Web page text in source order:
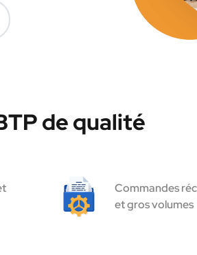
de qualité
Commandes
et gros volumes